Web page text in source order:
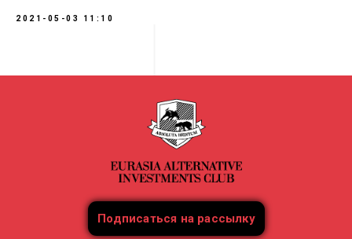
2021-05-03 11:10
Подписаться на рассылку